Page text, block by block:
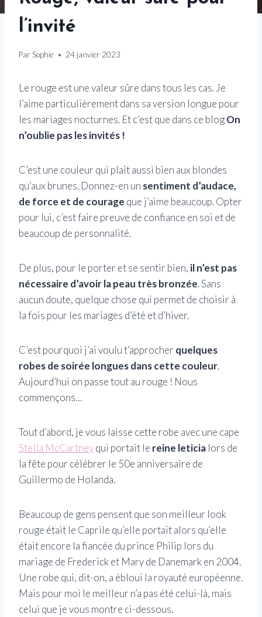
l’invité
Par Sophie 24 janvier 2023
Le rouge est une valeur sûre dans tous les cas. Je
l’aime particulièrement dans sa version longue pour
les mariages nocturnes. Et c’est que dans ce blogOn
n’oublie pas les invités !
C’est une couleur qui plaît aussi bien aux blondes
qu’aux brunes. Donnez-en un sentiment d’audace,
de force et de courage que j’aime beaucoup. Opter
pour lui, c’est faire preuve de confiance en soi et de
beaucoup de personnalité.
De plus, pour le porter et se sentir bien, il n’est pas
nécessaire d’avoir la peau très bronzée. Sans
aucun doute, quelque chose qui permet de choisir à
la fois pour les mariages d’été et d’hiver.
C’est pourquoi j’ai voulu t’approcher quelques
robes de soirée longues dans cette couleur.
Aujourd’hui on passe tout au rouge ! Nous
commençons…
Tout d’abord, je vous laisse cette robe avec une cape
Stella McCartneyqui portait le reine leticia lors de
la fête pour célébrer le 50e anniversaire de
Guillermo de Holanda.
Beaucoup de gens pensent que son meilleur look
rouge était le Caprile qu’elle portait alors qu’elle
était encore la fiancée du prince Philip lors du
mariage de Frederick et Mary de Danemark en 2004.
Une robe qui, dit-on, a ébloui la royauté européenne.
Mais pour moi le meilleur n’a pas été celui-là, mais
celui que je vous montre ci-dessous.